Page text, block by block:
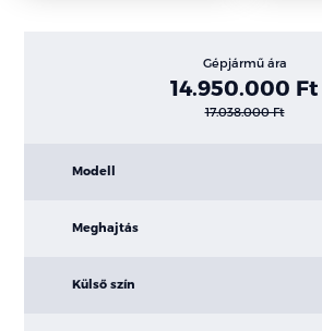
Gépjármű ára
14.950.000 Ft
17.038.000 Ft
Modell
Meghajtás
Külső szín